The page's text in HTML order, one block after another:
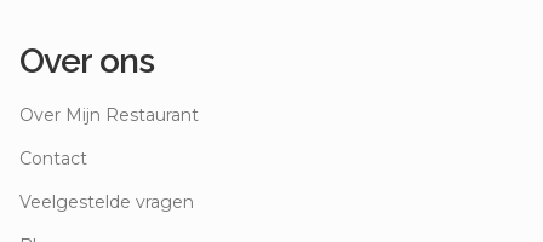
Over ons
Over Mijn Restaurant
Contact
Veelgestelde vragen